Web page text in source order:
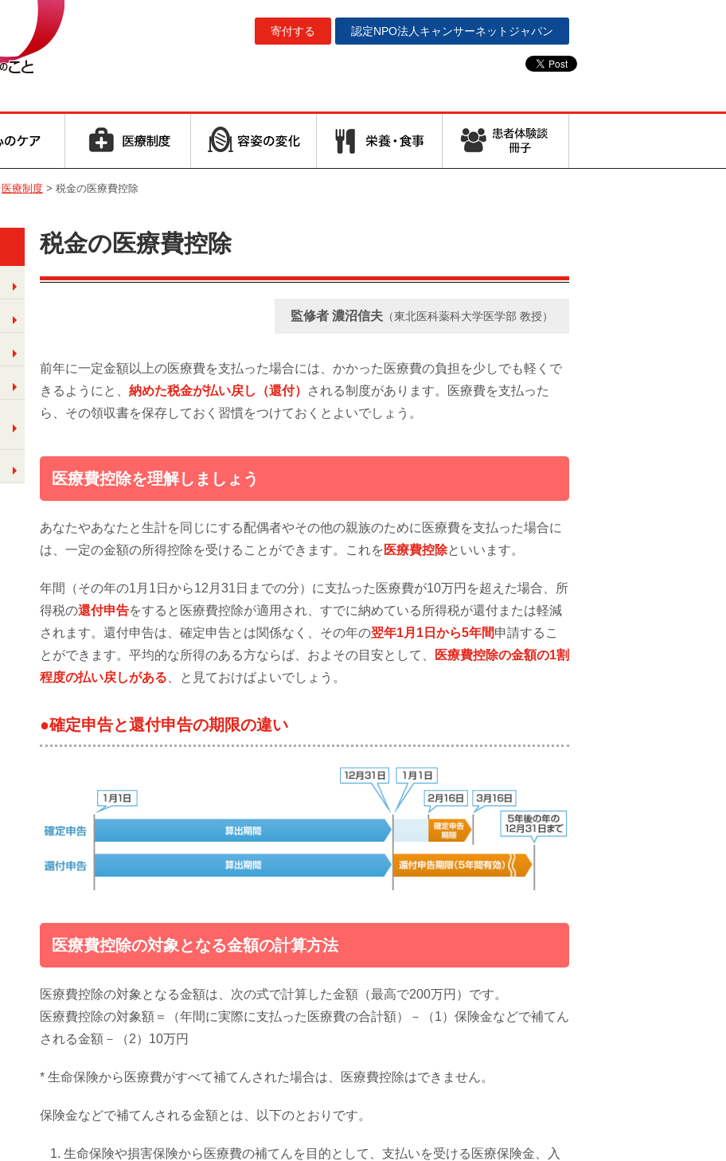
認定NPO法人 キャンサーネットジャパン
寄付する
医療制度 > 税金の医療費控除
税金の医療費控除
監修者 濃沼信夫 （東北医科薬科大学医学部 教授）
前年に一定金額以上の医療費を支払った場合には、かかった医療費の負担を少しでも軽くで
きるようにと、 納めた税金が払い戻し（還付）
される制度があります。医療費を支払った
ら、その領収書を保存しておく習慣をつけておくとよいでしょう。
医療費控除を理解しましょう
あなたやあなたと生計を同じにする配偶者やその他の親族のために医療費を支払った場合に
は、一定の金額の所得控除を受けることができます。これを 医療費控除といいます。
年間（その年の1月1日から12月31日までの分）に支払った医療費が10万円を超えた場合、所
得税の還付申告をすると医療費控除が適用され、すでに納めている所得税が還付または軽減
されます。還付申告は、確定申告とは関係なく、その年の翌年1月1日から5年間申請するこ
とができます。平均的な所得のある方ならば、およその目安として、
医療費控除の金額の1割
程度の払い戻しがある 、と見ておけばよいでしょう。
●確定申告と還付申告の期限の違い
医療費控除の対象となる金額の計算方法
医療費控除の対象となる金額は、次の式で計算した金額（最高で200万円）です。
医療費控除の対象額＝（年間に実際に支払った医療費の合計額）－（1）保険金などで補てん
される金額－（2）10万円
* 生命保険から医療費がすべて補てんされた場合は、医療費控除はできません。
保険金などで補てんされる金額とは、以下のとおりです。
生命保険や損害保険から医療費の補てんを目的として、支払いを受ける医療保険金、入